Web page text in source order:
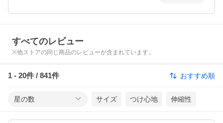
すべてのレビュー
※他ストアの同じ商品のレビューが含まれています。
1 - 20件 / 841件 おすすめ順
星の数 サイズ つけ心地 伸縮性